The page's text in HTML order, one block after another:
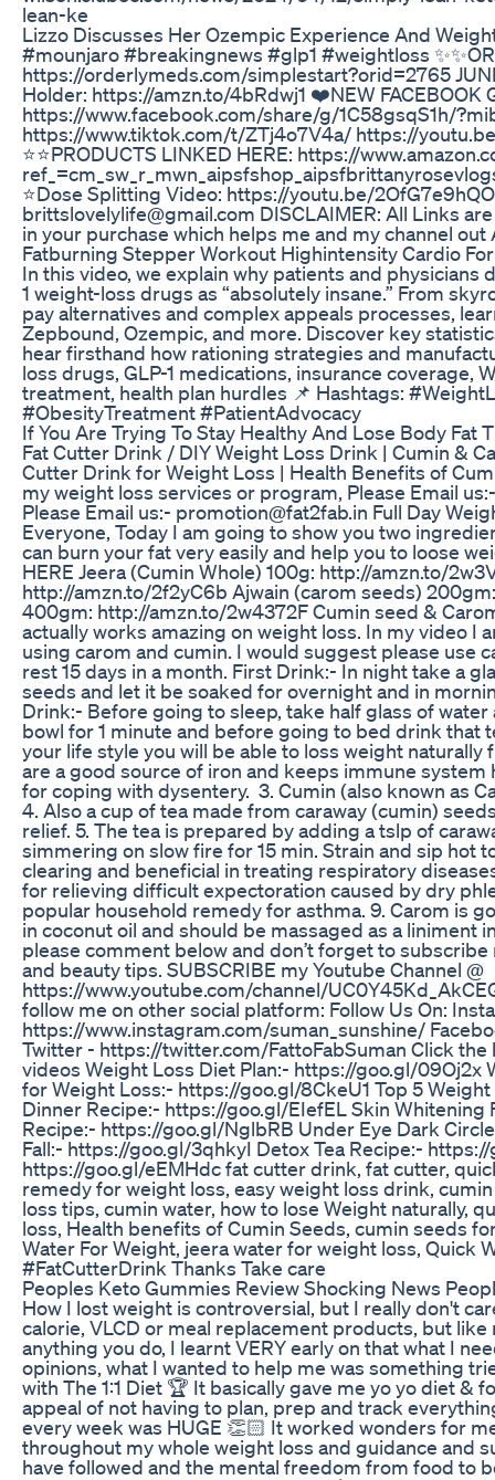
lean-ke
Lizzo Discusses Her Ozempic Experience And
#mounjaro #breakingnews #glp1 #weightloss
https://orderlymeds.com/simplestart?orid=2765
Holder: https://amzn.to/4bRdwj1 ❤️NEW FACEBOOK
https://www.facebook.com/share/g/1C58gsqS1h/
https://www.tiktok.com/t/ZTj4o7V4a/ https://
⭐️⭐️PRODUCTS LINKED HERE: https://
⭐️Dose Splitting Video: https://youtu.be/
brittslovelylife@gmail.com DISCLAIMER: All Links
in your purchase which helps me and my channel
Fatburning Stepper Workout Highintensity Cardio
In this video, we explain why patients and
1 weight-loss drugs as “absolutely insane.” From
pay alternatives and complex appeals processes,
Zepbound, Ozempic, and more. Discover key
hear firsthand how rationing strategies and
loss drugs, GLP-1 medications, insurance coverage,
treatment, health plan hurdles 📌 Hashtags:
#ObesityTreatment #PatientAdvocacy
If You Are Trying To Stay Healthy And Lose Body Fat
Fat Cutter Drink / DIY Weight Loss Drink | Cumin &
Cutter Drink for Weight Loss | Health Benefits of
my weight loss services or program, Please Email
Please Email us:- promotion@fat2fab.in Full Day
Everyone, Today I am going to show you two
can burn your fat very easily and help you to loose
HERE Jeera (Cumin Whole) 100g: http://amzn.to/
http://amzn.to/2f2yC6b Ajwain (carom seeds)
400gm: http://amzn.to/2w4372F Cumin seed &
actually works amazing on weight loss. In my video
using carom and cumin. I would suggest please use
rest 15 days in a month. First Drink:- In night take a
seeds and let it be soaked for overnight and in
Drink:- Before going to sleep, take half glass of
bowl for 1 minute and before going to bed drink that
your life style you will be able to loss weight naturally
are a good source of iron and keeps immune
for coping with dysentery. 3. Cumin (also known as
4. Also a cup of tea made from caraway (cumin)
relief. 5. The tea is prepared by adding a tslp of
simmering on slow fire for 15 min. Strain and sip hot
clearing and beneficial in treating respiratory
for relieving difficult expectoration caused by dry
popular household remedy for asthma. 9. Carom is
in coconut oil and should be massaged as a
please comment below and don’t forget to
and beauty tips. SUBSCRIBE my Youtube Channel @
https://www.youtube.com/channel/
follow me on other social platform: Follow Us On:
https://www.instagram.com/suman_sunshine/
Twitter - https://twitter.com/FattoFabSuman Click
videos Weight Loss Diet Plan:- https://goo.gl/
for Weight Loss:- https://goo.gl/8CkeU1 Top 5
Dinner Recipe:- https://goo.gl/EIefEL Skin
Recipe:- https://goo.gl/NglbRB Under Eye Dark
Fall:- https://goo.gl/3qhkyI Detox Tea Recipe:-
https://goo.gl/eEMHdc fat cutter drink, fat cutter,
remedy for weight loss, easy weight loss drink,
loss tips, cumin water, how to lose Weight naturally,
loss, Health benefits of Cumin Seeds, cumin seeds
Water For Weight, jeera water for weight loss, Quick
#FatCutterDrink Thanks Take care
Peoples Keto Gummies Review Shocking News
How I lost weight is controversial, but I really don't
calorie, VLCD or meal replacement products, but
anything you do, I learnt VERY early on that what I
opinions, what I wanted to help me was something
with The 1:1 Diet 🏆 It basically gave me yo yo diet &
appeal of not having to plan, prep and track
every week was HUGE 👏🏻 It worked wonders for
throughout my whole weight loss and guidance and
have followed and the mental freedom from food to